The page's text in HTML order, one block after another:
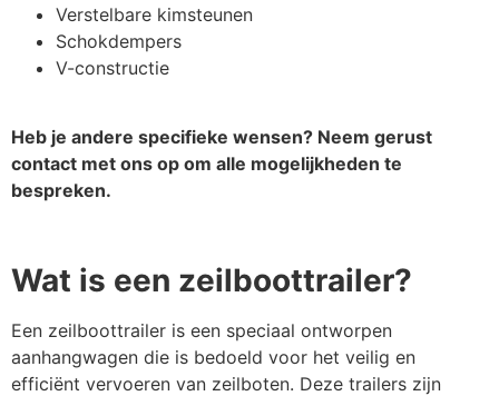
Wiel + band 185 R14 900kg
Verstelbare kimsteunen
Schokdempers
V-constructie
Heb je andere specifieke wensen? Neem gerust
contact met ons op om alle mogelijkheden te
bespreken.
Wat is een zeilboottrailer?
Een zeilboottrailer is een speciaal ontworpen
aanhangwagen die is bedoeld voor het veilig en
efficiënt vervoeren van zeilboten. Deze trailers zijn